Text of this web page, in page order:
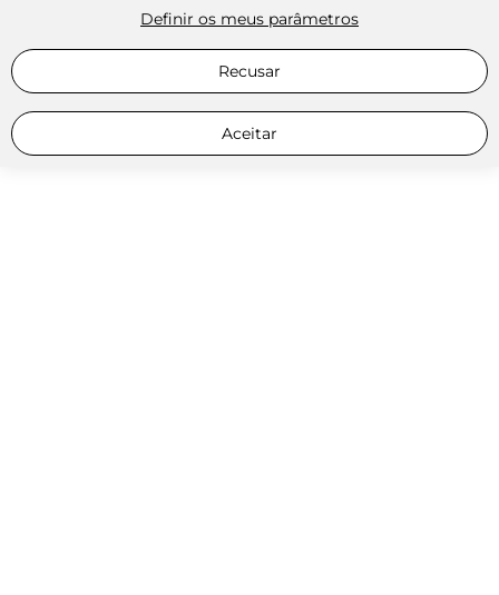
Definir os meus parâmetros
Recusar
Aceitar